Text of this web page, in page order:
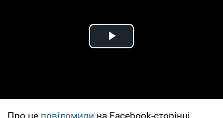
Play Video
Про це повідомили на Facebook-сторінці